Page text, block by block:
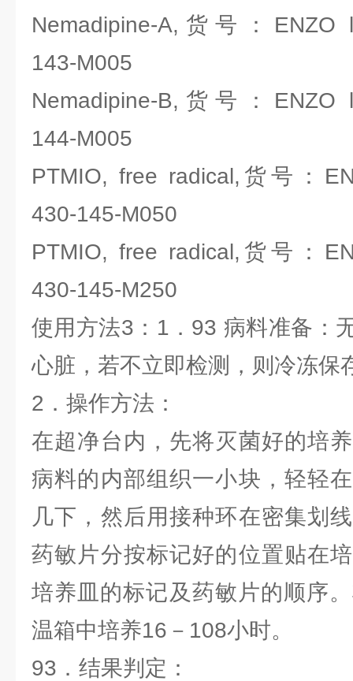
Nemadipine-A,货号：ENZO
143-M005
Nemadipine-B,货号：ENZO
144-M005
PTMIO, free radical,货号：
430-145-M050
PTMIO, free radical,货号：
430-145-M250
使用方法3：1．93 病料准备：
心脏，若不立即检测，则冷冻保
2．操作方法：
在超净台内，先将灭菌好的培
病料的内部组织一小块，轻轻
几下，然后用接种环在密集划
药敏片分按标记好的位置贴在
培养皿的标记及药敏片的顺序
温箱中培养16－108小时。
93．结果判定：